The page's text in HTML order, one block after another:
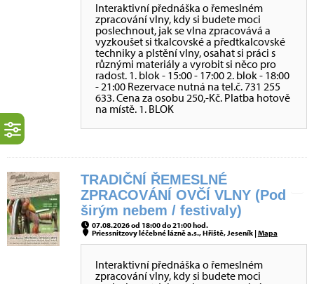
Interaktivní přednáška o řemeslném
zpracování vlny, kdy si budete moci
poslechnout, jak se vlna zpracovává a
vyzkoušet si tkalcovské a předtkalcovské
techniky a plstění vlny, osahat si práci s
různými materiály a vyrobit si něco pro
radost. 1. blok - 15:00 - 17:00 2. blok - 18:00
- 21:00 Rezervace nutná na tel.č. 731 255
633. Cena za osobu 250,-Kč. Platba hotově
na místě. 1. BLOK
TRADIČNÍ ŘEMESLNÉ
ZPRACOVÁNÍ OVČÍ VLNY (Pod
širým nebem / festivaly)
07.08.2026 od 18:00 do 21:00 hod.
Priessnitzovy léčebné lázně a.s., Hřiště, Jeseník |Mapa
Interaktivní přednáška o řemeslném
zpracování vlny, kdy si budete moci